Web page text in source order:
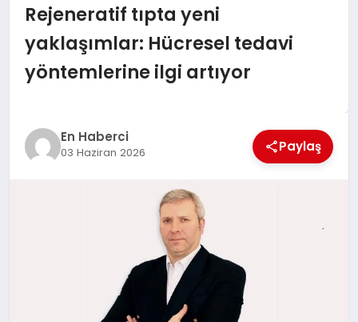
TEKNOLOJI
MAGAZIN
EKONOMI
Rejeneratif tıpta yeni
yaklaşımlar: Hücresel tedavi
yöntemlerine ilgi artıyor
En Haberci
03 Haziran 2026 Paylaş